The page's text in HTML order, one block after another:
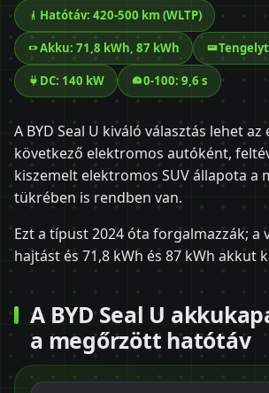
Hatótáv: 420-500 km (WLTP)
Akku: 71,8 kWh, 87 kWh
DC: 140 kW 0-100: 9,6 s
A BYD Seal U kiváló választás lehet az
következő elektromos autóként,
kiszemelt elektromos SUV állapota a
tükrében is rendben van.
Ezt a típust 2024 óta forgalmazzák; a
hajtást és 71,8 kWh és 87 kWh akkut
A BYD Seal U
a megőrzött hatótáv